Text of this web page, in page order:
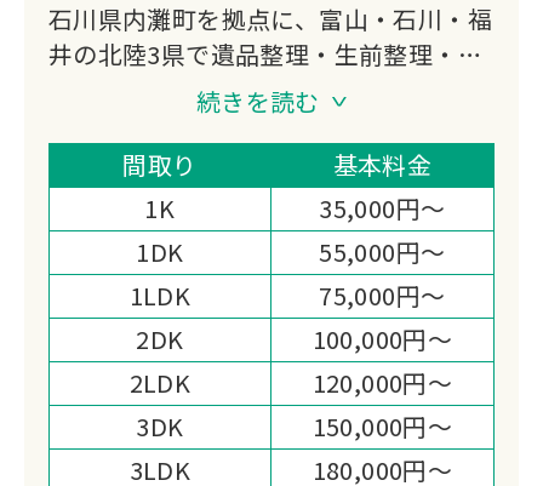
石川県内灘町を拠点に、富山・石川・福
井の北陸3県で遺品整理・生前整理・特
殊清掃に24時間対応しています。
エアコンクリーニングを核とする清掃会
社の専門技術を活かし、遺品整理士在
籍・出張料無料・女性と男性のペア対応
体制が選ばれる理由です。
続きを読む
間取り
基本料金
1K
35,000円～
1DK
55,000円～
1LDK
75,000円～
2DK
100,000円～
2LDK
120,000円～
3DK
150,000円～
3LDK
180,000円～